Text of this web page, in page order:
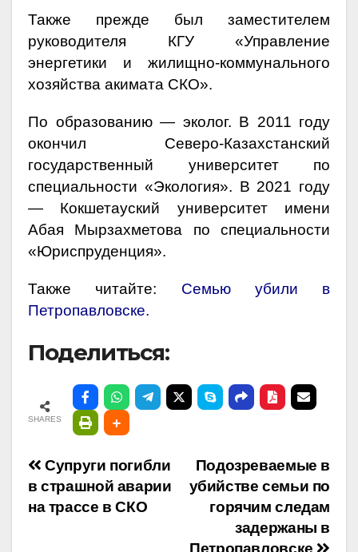
Также прежде был заместителем
руководителя КГУ «Управление
энергетики и жилищно-коммунального
хозяйства акимата СКО».
По образованию — эколог. В 2011 году
окончил Северо-Казахстанский
государственный университет по
специальности «Экология». В 2021 году
— Кокшетауский университет имени
Абая Мырзахметова по специальности
«Юриспруденция».
Также читайте: Семью убили в
Петропавловске.
Поделиться:
SHARES
Навигация
по
Подозреваемые в
убийстве семьи по
горячим следам
задержаны в
Петропавловске
Супруги погибли
в страшной аварии
на трассе в СКО